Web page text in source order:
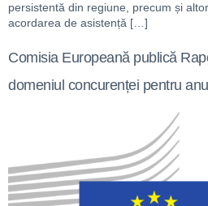
persistentă din regiune, precum și
acordarea de asistență […]
Comisia Europeană publică
domeniul concurenței pentru